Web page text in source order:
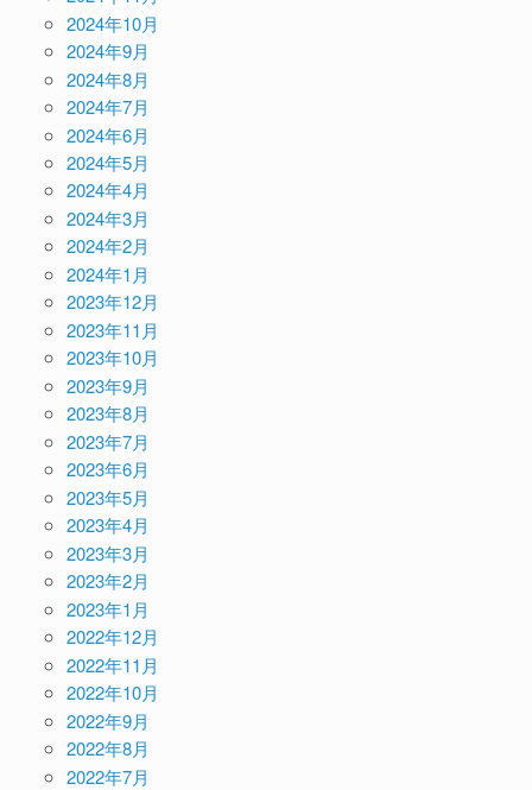
2024年10月
2024年9月
2024年8月
2024年7月
2024年6月
2024年5月
2024年4月
2024年3月
2024年2月
2024年1月
2023年12月
2023年11月
2023年10月
2023年9月
2023年8月
2023年7月
2023年6月
2023年5月
2023年4月
2023年3月
2023年2月
2023年1月
2022年12月
2022年11月
2022年10月
2022年9月
2022年8月
2022年7月